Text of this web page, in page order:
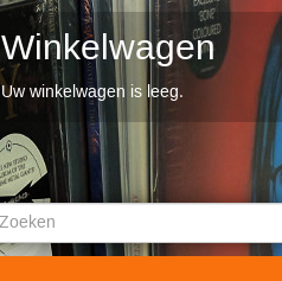
Winkelwagen
Uw winkelwagen is leeg.